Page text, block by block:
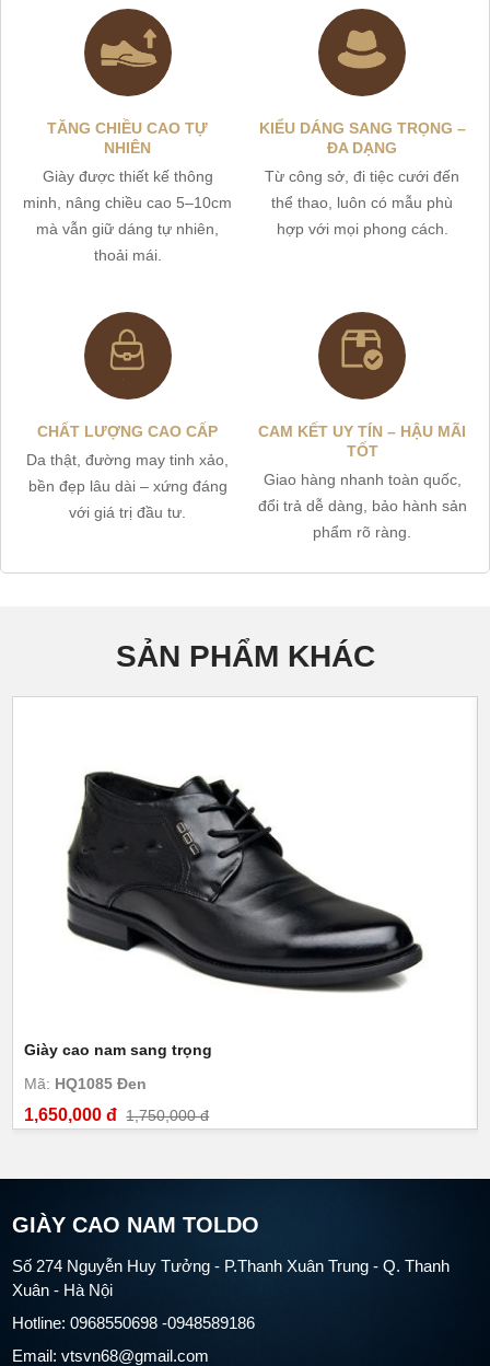
TĂNG CHIỀU CAO TỰ
NHIÊN
Giày được thiết kế thông
minh, nâng chiều cao 5–10cm
mà vẫn giữ dáng tự nhiên,
thoải mái.
KIỂU DÁNG SANG TRỌNG –
ĐA DẠNG
Từ công sở, đi tiệc cưới đến
thể thao, luôn có mẫu phù
hợp với mọi phong cách.
CHẤT LƯỢNG CAO CẤP
Da thật, đường may tinh xảo,
bền đẹp lâu dài – xứng đáng
với giá trị đầu tư.
CAM KẾT UY TÍN – HẬU MÃI
TỐT
Giao hàng nhanh toàn quốc,
đổi trả dễ dàng, bảo hành sản
phẩm rõ ràng.
SẢN PHẨM KHÁC
Giày cao nam sang trọng
Mã: HQ1085 Đen
1,650,000 đ 1,750,000 đ
GIÀY CAO NAM TOLDO
Số 274 Nguyễn Huy Tưởng - P.Thanh Xuân Trung - Q. Thanh
Xuân - Hà Nội
Hotline: 0968550698 -0948589186
Email: vtsvn68@gmail.com